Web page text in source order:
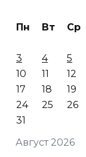
Август 2026
Пн Вт Ср
3
4 5
10
11 12
17
18 19
24
25 26
31